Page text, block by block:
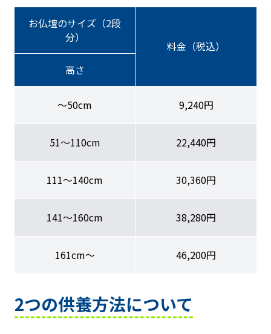
お仏壇のサイズ（2段
分）
料金（税込）
高さ
〜50cm 9,240円
51〜110cm 22,440円
111〜140cm 30,360円
141〜160cm 38,280円
161cm〜 46,200円
2つの供養方法について